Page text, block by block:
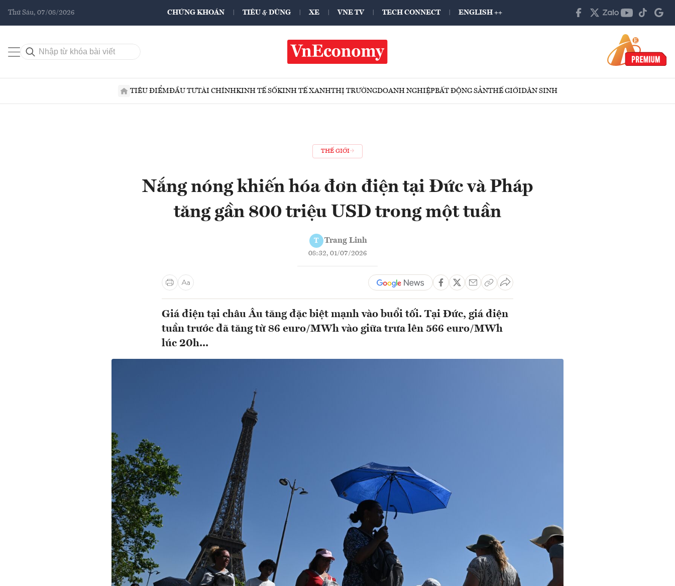
Thứ Sáu, 07/08/2026 CHỨNG KHOÁN TIÊU & DÙNG XE VNE TV TECH CONNECT ENGLISH ++
TIÊU ĐIỂMĐẦU TƯTÀI CHÍNHKINH TẾ SỐKINH TẾ XANHTHỊ TRƯỜNGDOANH NGHIỆPBẤT ĐỘNG SẢNTHẾ GIỚIDÂN SINH
THẾ GIỚI
Nắng nóng khiến hóa đơn điện tại Đức và Pháp
tăng gần 800 triệu USD trong một tuần
T Trang Linh
08:32, 01/07/2026
Giá điện tại châu Âu tăng đặc biệt mạnh vào buổi tối. Tại Đức, giá điện
tuần trước đã tăng từ 86 euro/MWh vào giữa trưa lên 566 euro/MWh
lúc 20h...